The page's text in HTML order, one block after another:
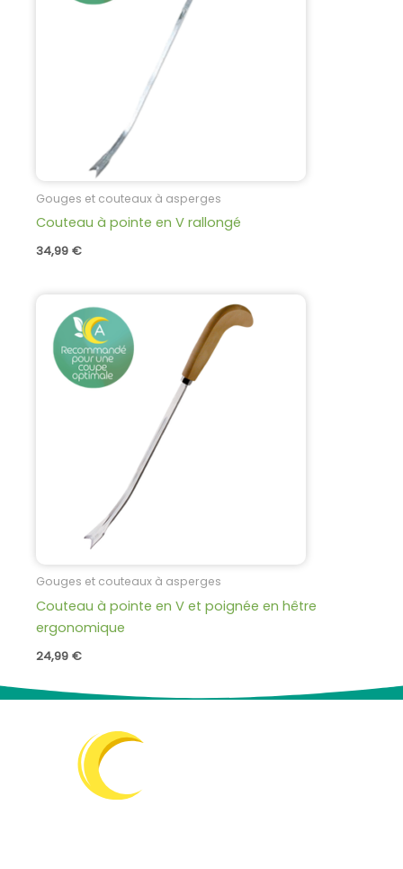
Gouges et couteaux à asperges
Couteau à pointe en V rallongé
34,99 €
Gouges et couteaux à asperges
Couteau à pointe en V et poignée en hêtre
ergonomique
24,99 €